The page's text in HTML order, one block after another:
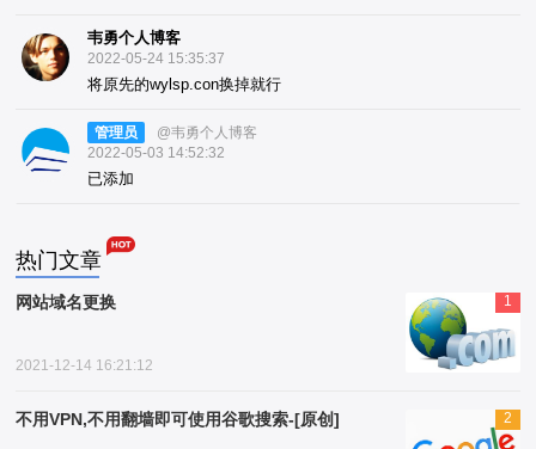
韦勇个人博客
2022-05-24 15:35:37
将原先的wylsp.con换掉就行
管理员
@韦勇个人博客
2022-05-03 14:52:32
已添加
热门文章
1
网站域名更换
2021-12-14 16:21:12
2
不用VPN,不用翻墙即可使用谷歌搜索-[原创]